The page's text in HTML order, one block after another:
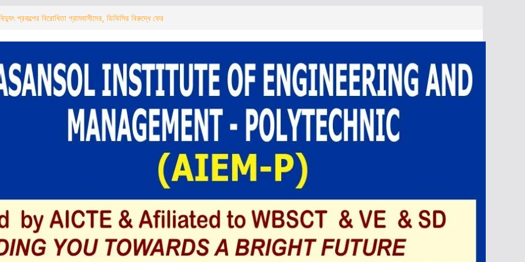
প্রকল্পের বিরোধিতা গ্রামবাসীদের, ডিভিসির বিরুদ্ধে ফের
ने टोटो और ऑटो चालकों के साथ चलाया जागरूकता
परियोजना का ग्रामीणों ने किया विरोध, डीवीसी के
का आह्वान
ক্লাবের কালিপুজোর প্রস্তুতি শুরু খুঁটি পুজোর মাধ্যমে
টোটো ও অটো চালকদের নিয়ে সচেতনতা কর্মসূচি